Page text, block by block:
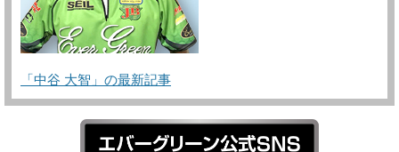
「中谷 大智」の最新記事